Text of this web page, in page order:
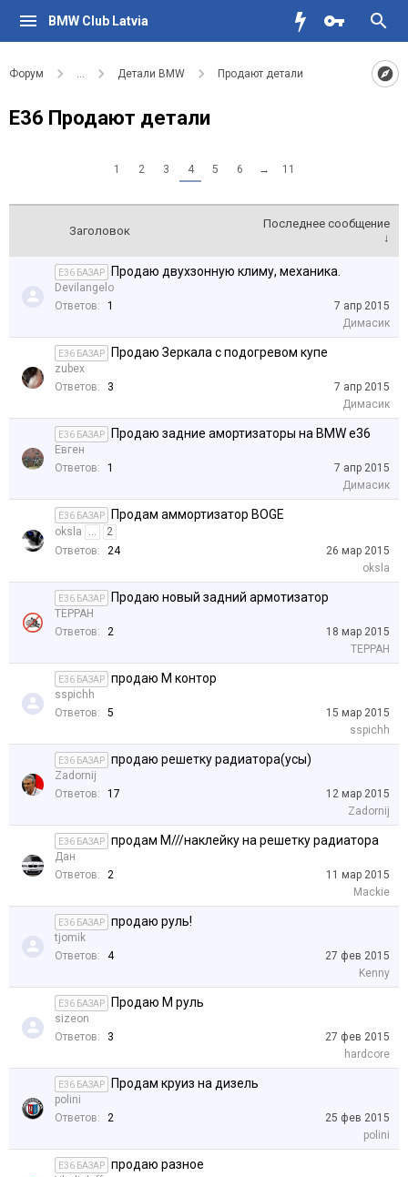
BMW Club Latvia
Форум ... Детали BMW Продают детали
Е36 Продают детали
1 2 3 4 5 6 → 11
Заголовок
Последнее сообщение
↓
E36 БАЗАР Продаю двухзонную климу, механика.
Devilangelo
Ответов:
1
7 апр 2015
Димасик
E36 БАЗАР Продаю Зеркала с подогревом купе
zubex
Ответов:
3
7 апр 2015
Димасик
E36 БАЗАР Продаю задние амортизаторы на BMW e36
Евген
Ответов:
1
7 апр 2015
Димасик
E36 БАЗАР Продам аммортизатор BOGE
oksla ...
2
Ответов:
24
26 мар 2015
oksla
E36 БАЗАР Продаю новый задний армотизатор
TEPPAH
Ответов:
2
18 мар 2015
TEPPAH
E36 БАЗАР продаю М контор
sspichh
Ответов:
5
15 мар 2015
sspichh
E36 БАЗАР продаю решетку радиатора(усы)
Zadornij
Ответов:
17
12 мар 2015
Zadornij
E36 БАЗАР продам М///наклейку на решетку радиатора
Дан
Ответов:
2
11 мар 2015
Mackie
E36 БАЗАР продаю руль!
tjomik
Ответов:
4
27 фев 2015
Kenny
E36 БАЗАР Продаю М руль
sizeon
Ответов:
3
27 фев 2015
hardcore
E36 БАЗАР Продам круиз на дизель
polini
Ответов:
2
25 фев 2015
polini
E36 БАЗАР продаю разное